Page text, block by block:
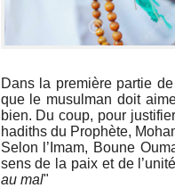
Dans la première partie
que le musulman doit
bien. Du coup, pour
hadiths du Prophète,
Selon l’Imam, Boune
sens de la paix et de
au mal"